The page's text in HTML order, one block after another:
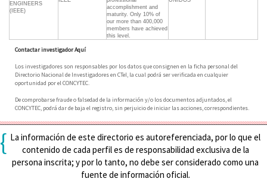
ENGINEERS
(IEEE)
accomplishment and
maturity. Only 10% of
our more than 400,000
members have achieved
this level.
Contactar investigador Aquí
Los investigadores son responsables por los datos que consignen en la ficha personal del
Directorio Nacional de Investigadores en CTeI, la cual podrá ser verificada en cualquier
oportunidad por el CONCYTEC.
De comprobarse fraude o falsedad de la información y/o los documentos adjuntados, el
CONCYTEC, podrá dar de baja el registro, sin perjuicio de iniciar las acciones, correspondientes.
{ La información de este directorio es autoreferenciada, por lo que el
contenido de cada perfil es de responsabilidad exclusiva de la
persona inscrita; y por lo tanto, no debe ser considerado como una
fuente de información oficial.